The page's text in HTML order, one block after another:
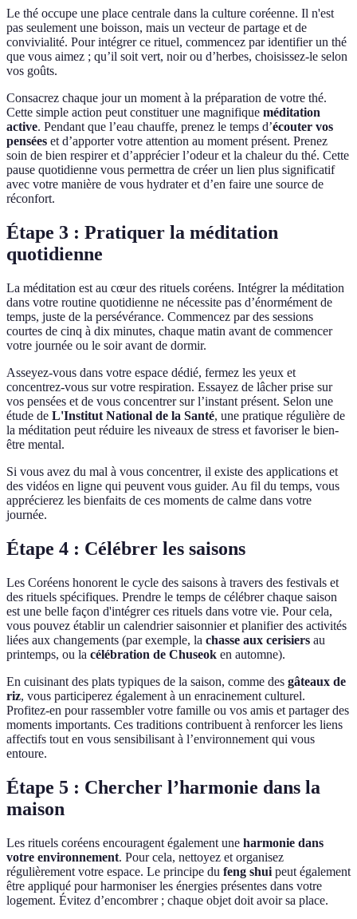
Le thé occupe une place centrale dans la culture coréenne. Il n'est
pas seulement une boisson, mais un vecteur de partage et de
convivialité. Pour intégrer ce rituel, commencez par identifier un thé
que vous aimez ; qu’il soit vert, noir ou d’herbes, choisissez-le selon
vos goûts.
Consacrez chaque jour un moment à la préparation de votre thé.
Cette simple action peut constituer une magnifique méditation
active. Pendant que l’eau chauffe, prenez le temps d’écouter vos
pensées et d’apporter votre attention au moment présent. Prenez
soin de bien respirer et d’apprécier l’odeur et la chaleur du thé. Cette
pause quotidienne vous permettra de créer un lien plus significatif
avec votre manière de vous hydrater et d’en faire une source de
réconfort.
Étape 3 : Pratiquer la méditation
quotidienne
La méditation est au cœur des rituels coréens. Intégrer la méditation
dans votre routine quotidienne ne nécessite pas d’énormément de
temps, juste de la persévérance. Commencez par des sessions
courtes de cinq à dix minutes, chaque matin avant de commencer
votre journée ou le soir avant de dormir.
Asseyez-vous dans votre espace dédié, fermez les yeux et
concentrez-vous sur votre respiration. Essayez de lâcher prise sur
vos pensées et de vous concentrer sur l’instant présent. Selon une
étude de L'Institut National de la Santé, une pratique régulière de
la méditation peut réduire les niveaux de stress et favoriser le bien-
être mental.
Si vous avez du mal à vous concentrer, il existe des applications et
des vidéos en ligne qui peuvent vous guider. Au fil du temps, vous
apprécierez les bienfaits de ces moments de calme dans votre
journée.
Étape 4 : Célébrer les saisons
Les Coréens honorent le cycle des saisons à travers des festivals et
des rituels spécifiques. Prendre le temps de célébrer chaque saison
est une belle façon d'intégrer ces rituels dans votre vie. Pour cela,
vous pouvez établir un calendrier saisonnier et planifier des activités
liées aux changements (par exemple, la chasse aux cerisiers au
printemps, ou la célébration de Chuseok en automne).
En cuisinant des plats typiques de la saison, comme des gâteaux de
riz, vous participerez également à un enracinement culturel.
Profitez-en pour rassembler votre famille ou vos amis et partager des
moments importants. Ces traditions contribuent à renforcer les liens
affectifs tout en vous sensibilisant à l’environnement qui vous
entoure.
Étape 5 : Chercher l’harmonie dans la
maison
Les rituels coréens encouragent également une harmonie dans
votre environnement. Pour cela, nettoyez et organisez
régulièrement votre espace. Le principe du feng shui peut également
être appliqué pour harmoniser les énergies présentes dans votre
logement. Évitez d’encombrer ; chaque objet doit avoir sa place.